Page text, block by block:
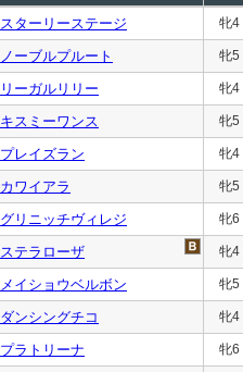
スターリーステージ 牝4
ノーブルプルート 牝5
リーガルリリー 牝4
キスミーワンス 牝5
プレイズラン 牝4
カワイアラ 牝5
グリニッチヴィレジ 牝6
ステラローザ 牝4
メイショウベルボン 牝5
ダンシングチコ 牝4
プラトリーナ 牝6